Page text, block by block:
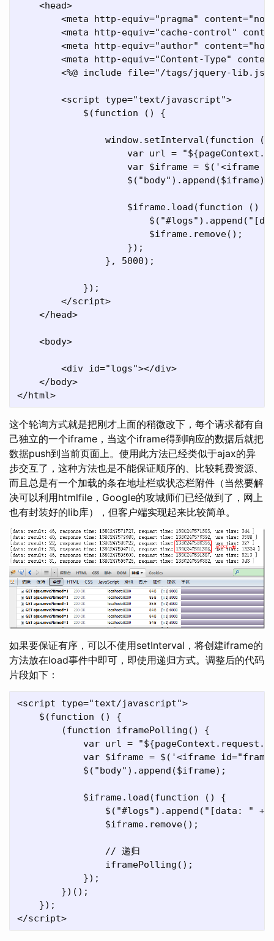
    <head>
<meta http-equiv="pragma" content="no-
<meta http-equiv="cache-control"
<meta http-equiv="author"
<meta http-equiv="Content-Type"
<%@ include file="/tags/jquery-
        <script type="text/javascript">
            $(function () {
window.setInterval(function ()
var url =
var $iframe = $('<iframe
                    $("body").append($iframe);
                    $iframe.load(function () {
                        $iframe.remove();
                    });
                }, 5000);
            });
        </script>
    </head>
    <body>
        <div id="logs"></div>
    </body>
这个轮询方式就是把刚才上面的稍微改下，每个请求都有自
己独立的一个iframe，当这个iframe得到响应的数据后就把
数据push到当前页面上。使用此方法已经类似于ajax的异
步交互了，这种方法也是不能保证顺序的、比较耗费资源、
而且总是有一个加载的条在地址栏或状态栏附件（当然要解
决可以利用htmlfile，Google的攻城师们已经做到了，网上
也有封装好的lib库），但客户端实现起来比较简单。
如果要保证有序，可以不使用setInterval，将创建iframe的
方法放在load事件中即可，即使用递归方式。调整后的代码
片段如下：
<script type="text/javascript">
    $(function () {
        (function iframePolling() {
var url =
var $iframe = $('<iframe
            $("body").append($iframe);
            $iframe.load(function () {
$("#logs").append("[data: " +
                $iframe.remove();
                // 递归
                iframePolling();
            });
        })();
    });